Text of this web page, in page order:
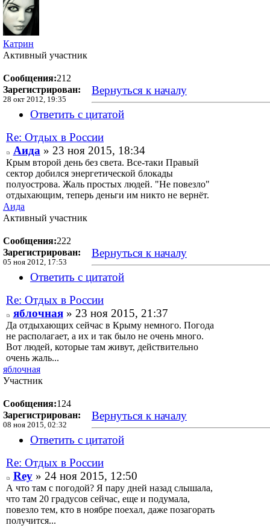
Катрин
Активный участник
Сообщения:212
Зарегистрирован:
28 окт 2012, 19:35
Вернуться к началу
Ответить с цитатой
Re: Отдых в России
Аида» 23 ноя 2015, 18:34
Крым второй день без света. Все-таки Правый
сектор добился энергетической блокады
полуострова. Жаль простых людей. "Не повезло"
отдыхающим, теперь деньги им никто не вернёт.
Аида
Активный участник
Сообщения:222
Зарегистрирован:
05 ноя 2012, 17:53
Вернуться к началу
Ответить с цитатой
Re: Отдых в России
яблочная» 23 ноя 2015, 21:37
Да отдыхающих сейчас в Крыму немного. Погода
не располагает, а их и так было не очень много.
Вот людей, которые там живут, действительно
очень жаль...
яблочная
Участник
Сообщения:124
Зарегистрирован:
08 ноя 2015, 02:32
Вернуться к началу
Ответить с цитатой
Re: Отдых в России
Rey» 24 ноя 2015, 12:50
А что там с погодой? Я пару дней назад слышала,
что там 20 градусов сейчас, еще и подумала,
повезло тем, кто в ноябре поехал, даже позагорать
получится...